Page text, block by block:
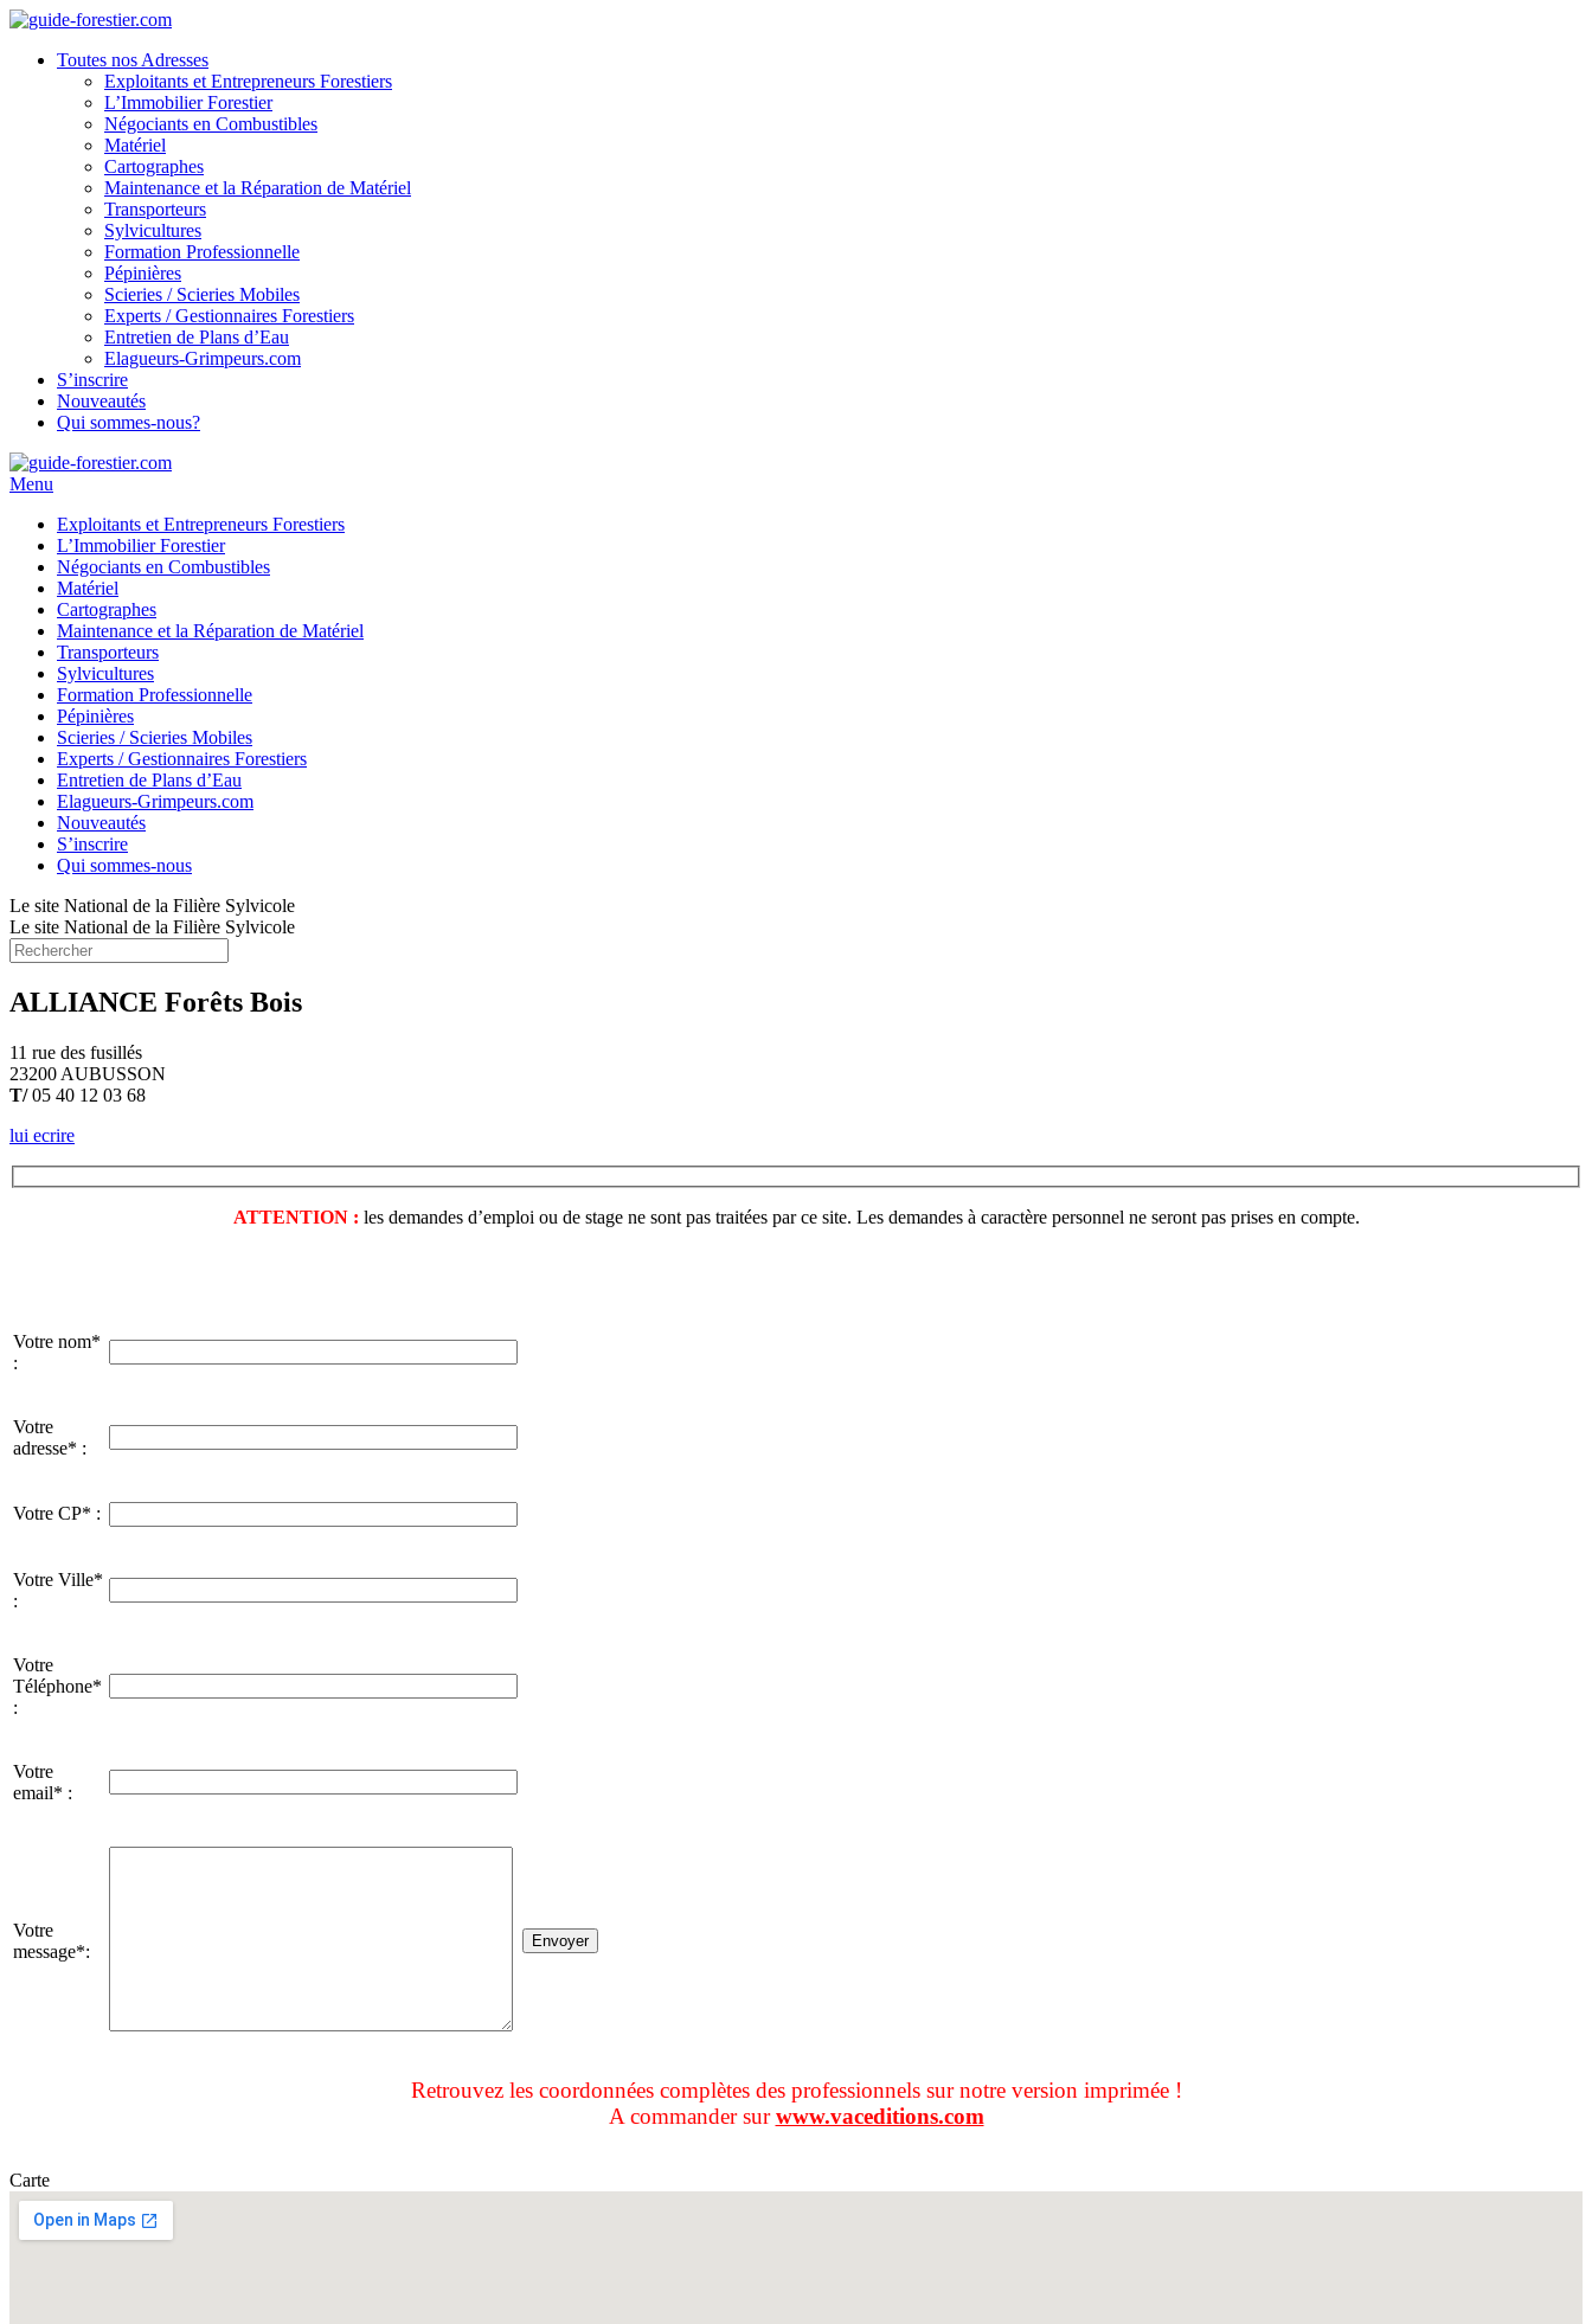
Toutes nos Adresses
Exploitants et Entrepreneurs Forestiers
L’Immobilier Forestier
Négociants en Combustibles
Matériel
Cartographes
Maintenance et la Réparation de Matériel
Transporteurs
Sylvicultures
Formation Professionnelle
Pépinières
Scieries / Scieries Mobiles
Experts / Gestionnaires Forestiers
Entretien de Plans d’Eau
Elagueurs-Grimpeurs.com
S’inscrire
Nouveautés
Qui sommes-nous?
Menu
Exploitants et Entrepreneurs Forestiers
L’Immobilier Forestier
Négociants en Combustibles
Matériel
Cartographes
Maintenance et la Réparation de Matériel
Transporteurs
Sylvicultures
Formation Professionnelle
Pépinières
Scieries / Scieries Mobiles
Experts / Gestionnaires Forestiers
Entretien de Plans d’Eau
Elagueurs-Grimpeurs.com
Nouveautés
S’inscrire
Qui sommes-nous
Le site National de la Filière Sylvicole
Le site National de la Filière Sylvicole
ALLIANCE Forêts Bois
11 rue des fusillés
23200 AUBUSSON
T/05 40 12 03 68
lui ecrire
ATTENTION : les demandes d’emploi ou de stage ne sont pas traitées par ce site. Les demandes à caractère personnel ne seront pas prises en compte.
Votre nom*
:
Votre
adresse* :
Votre CP* :
Votre Ville*
:
Votre
Téléphone*
:
Votre
email* :
Votre
message*:
Retrouvez les coordonnées complètes des professionnels sur notre version imprimée !
A commander surwww.vaceditions.com
Carte